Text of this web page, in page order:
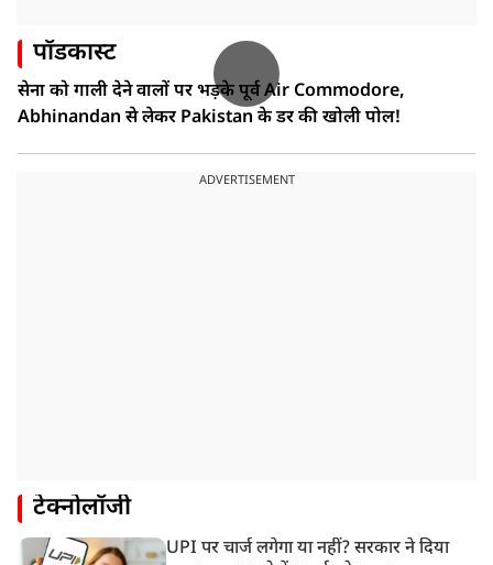
पॉडकास्ट
सेना को गाली देने वालों पर भड़के पूर्व Air Commodore,
Abhinandan से लेकर Pakistan के डर की खोली पोल!
ADVERTISEMENT
टेक्नोलॉजी
UPI पर चार्ज लगेगा या नहीं? सरकार ने दिया